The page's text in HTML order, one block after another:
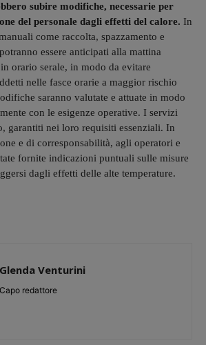
subire modifiche, necessarie per
del personale dagli effetti del calore. In
come raccolta, spazzamento e
essere anticipati alla mattina
orario serale, in modo da evitare
nelle fasce orarie a maggior rischio
saranno valutate e attuate in modo
con le esigenze operative. I servizi
garantiti nei loro requisiti essenziali. In
e di corresponsabilità, agli operatori e
fornite indicazioni puntuali sulle misure
dagli effetti delle alte temperature.
Glenda Venturini
Capo redattore